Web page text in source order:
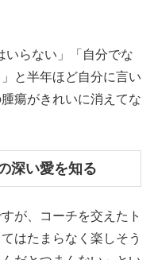
いらない」「自分でな
と半年ほど自分に言い
瘍がきれいに消えてな
深い愛を知る
が、コーチを交えたト
はたまらなく楽しそう